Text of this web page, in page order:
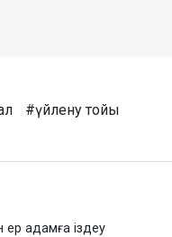
#үйлену тойы
ер адамға іздеу